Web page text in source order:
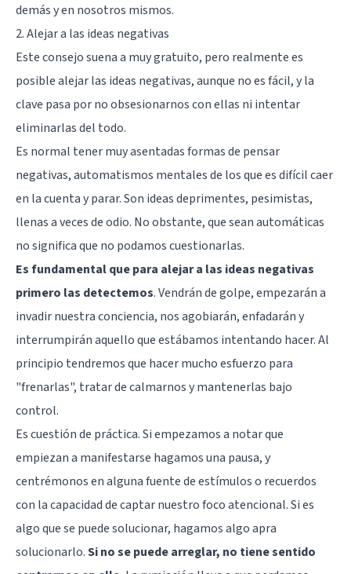
demás y en nosotros mismos.
2. Alejar a las ideas negativas
Este consejo suena a muy gratuito, pero realmente es
posible alejar las ideas negativas, aunque no es fácil, y la
clave pasa por no obsesionarnos con ellas ni intentar
eliminarlas del todo.
Es normal tener muy asentadas formas de pensar
negativas, automatismos mentales de los que es difícil caer
en la cuenta y parar. Son ideas deprimentes, pesimistas,
llenas a veces de odio. No obstante, que sean automáticas
no significa que no podamos cuestionarlas.
Es fundamental que para alejar a las ideas negativas
primero las detectemos. Vendrán de golpe, empezarán a
invadir nuestra conciencia, nos agobiarán, enfadarán y
interrumpirán aquello que estábamos intentando hacer. Al
principio tendremos que hacer mucho esfuerzo para
"frenarlas", tratar de calmarnos y mantenerlas bajo
control.
Es cuestión de práctica. Si empezamos a notar que
empiezan a manifestarse hagamos una pausa, y
centrémonos en alguna fuente de estímulos o recuerdos
con la capacidad de captar nuestro foco atencional. Si es
algo que se puede solucionar, hagamos algo apra
solucionarlo.Si no se puede arreglar, no tiene sentido